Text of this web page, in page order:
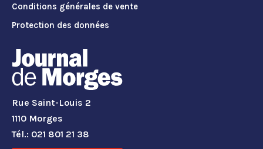
Conditions générales de vente
Protection des données
Rue Saint-Louis 2
1110 Morges
Tél.: 021 801 21 38